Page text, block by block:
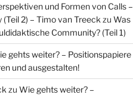
und Formen von Calls –
2) – Timo van Treeck zu Was
Community? (Teil 1)
gehts weiter? – Positionspapiere
und ausgestalten!
zu Wie gehts weiter? –